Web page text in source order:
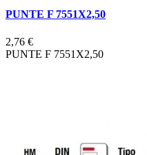
PUNTE F 7551X2,50
2,76 €
PUNTE F 7551X2,50